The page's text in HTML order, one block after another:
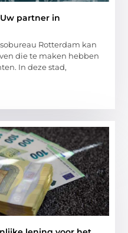
partner in
Rotterdam kan
die te maken hebben
In deze stad,